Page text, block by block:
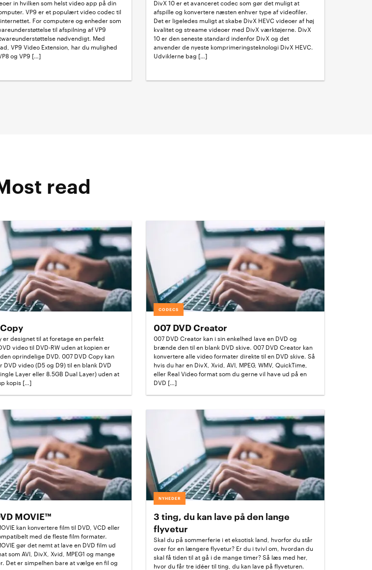
in hvilken som helst video app på din
VP9 er et populært video codec til
For computere og enheder som
til afspilning af VP9
nødvendigt. Med
VP9 Video Extension, har du mulighed
og VP9 […]
DivX 10 er et avanceret codec som gør det muligt at
afspille og konvertere næsten enhver type af videofiler.
Det er ligeledes muligt at skabe DivX HEVC videoer af høj
kvalitet og streame videoer med DivX værktøjerne. DivX
10 er den seneste standard indenfor DivX og det
anvender de nyeste komprimeringsteknologi DivX HEVC.
Udviklerne bag […]
read
er designet til at foretage en perfekt
video til DVD-RW uden at kopien er
oprindelige DVD. 007 DVD Copy kan
DVD video (D5 og D9) til en blank DVD
Layer eller 8.5GB Dual Layer) uden at
kopis […]
CODECS
007 DVD Creator
007 DVD Creator kan i sin enkelhed lave en DVD og
brænde den til en blank DVD skive. 007 DVD Creator kan
konvertere alle video formater direkte til en DVD skive. Så
hvis du har en DivX, Xvid, AVI, MPEG, WMV, QuickTime,
eller Real Video format som du gerne vil have ud på en
DVD […]
MOVIE™
kan konvertere film til DVD, VCD eller
med de fleste film formater.
gør det nemt at lave en DVD film ud
som AVI, DivX, Xvid, MPEG1 og mange
Det er simpelhen bare at vælge en fil og
NYHEDER
3 ting, du kan lave på den lange
flyvetur
Skal du på sommerferie i et eksotisk land, hvorfor du står
over for en længere flyvetur? Er du i tvivl om, hvordan du
skal få tiden til at gå i de mange timer? Så læs med her,
hvor du får tre idéer til ting, du kan lave på flyveturen.